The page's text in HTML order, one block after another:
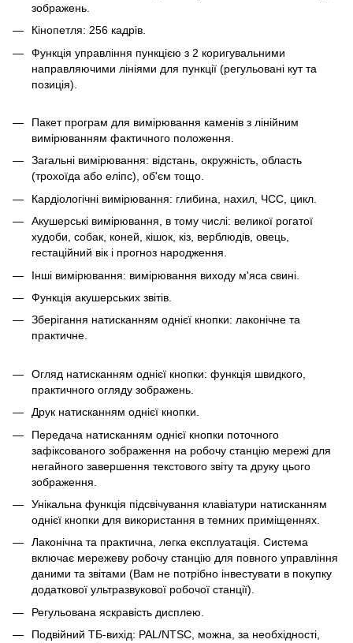
зображень.
Кінопетля: 256 кадрів.
Функція управління пункцією з 2 коригувальними
направляючими лініями для пункції (регульовані кут та
позиція).
Пакет програм для вимірювання каменів з лінійним
вимірюванням фактичного положення.
Загальні вимірювання: відстань, окружність, область
(трохоїда або еліпс), об'єм тощо.
Кардіологічні вимірювання: глибина, нахил, ЧСС, цикл.
Акушерські вимірювання, в тому числі: великої рогатої
худоби, собак, коней, кішок, кіз, верблюдів, овець,
гестаційний вік і прогноз народження.
Інші вимірювання: вимірювання виходу м'яса свині.
Функція акушерських звітів.
Зберігання натисканням однієї кнопки: лаконічне та
практичне.
Огляд натисканням однієї кнопки: функція швидкого,
практичного огляду зображень.
Друк натисканням однієї кнопки.
Передача натисканням однієї кнопки поточного
зафіксованого зображення на робочу станцію мережі для
негайного завершення текстового звіту та друку цього
зображення.
Унікальна функція підсвічування клавіатури натисканням
однієї кнопки для використання в темних приміщеннях.
Лаконічна та практична, легка експлуатація. Система
включає мережеву робочу станцію для повного управління
даними та звітами (Вам не потрібно інвестувати в покупку
додаткової ультразвукової робочої станції).
Регульована яскравість дисплею.
Подвійний ТБ-вихід: PAL/NTSC, можна, за необхідності,